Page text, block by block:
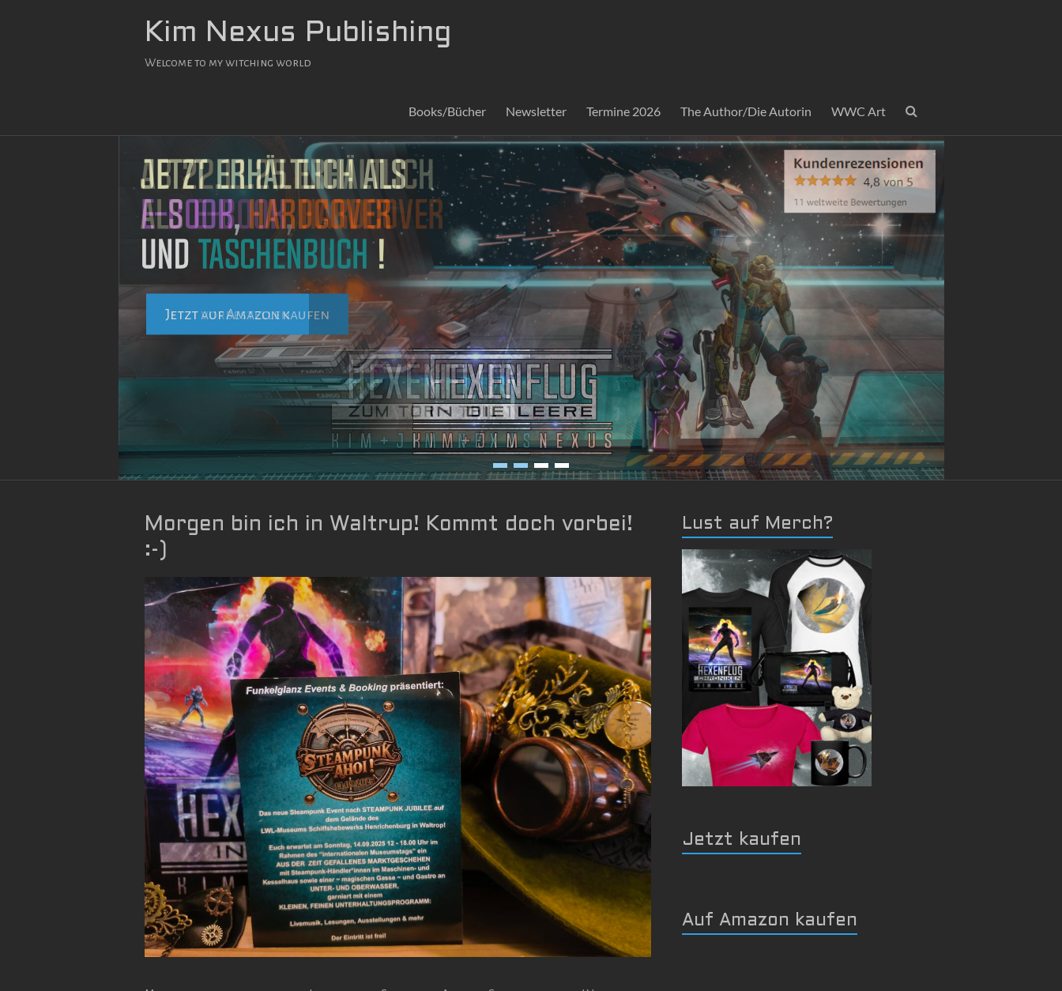
Kim Nexus Publishing
Welcome to my witching world
Books/Bücher Newsletter Termine 2026 The Author/Die Autorin WWC Art
Jetzt auf Amazon kaufen
Morgen bin ich in Waltrup! Kommt doch vorbei!
:-)
Lust auf Merch?
Jetzt kaufen
Auf Amazon kaufen